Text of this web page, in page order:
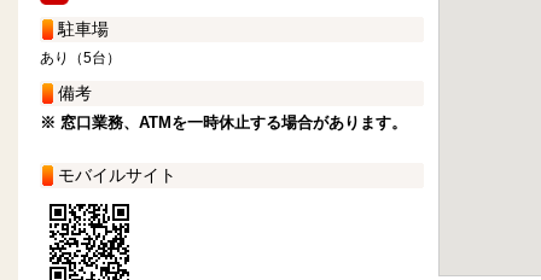
駐車場
あり（5台）
備考
※ 窓口業務、ATMを一時休止する場合があります。
モバイルサイト